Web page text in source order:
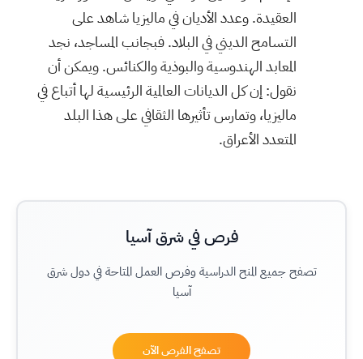
العقيدة. وعدد الأديان في ماليزيا شاهد على
التسامح الديني في البلاد. فبجانب المساجد، نجد
المعابد الهندوسية والبوذية والكنائس. ويمكن أن
نقول: إن كل الديانات العالمية الرئيسية لها أتباع في
ماليزيا، وتمارس تأثيرها الثقافي على هذا البلد
المتعدد الأعراق.
فرص في شرق آسيا
تصفح جميع المنح الدراسية وفرص العمل المتاحة في دول شرق
آسيا
تصفح الفرص الآن